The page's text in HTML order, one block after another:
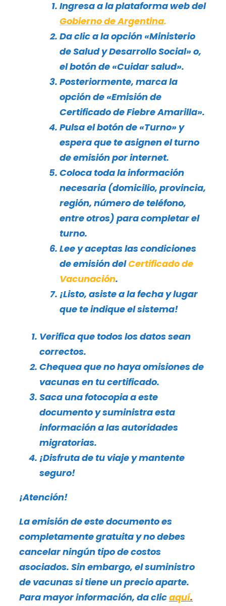
Ingresa a la plataforma web del
Gobierno de Argentina.
Da clic a la opción «Ministerio
de Salud y Desarrollo Social» o,
el botón de «Cuidar salud».
Posteriormente, marca la
opción de «Emisión de
Certificado de Fiebre Amarilla».
Pulsa el botón de «Turno» y
espera que te asignen el turno
de emisión por internet.
Coloca toda la información
necesaria (domicilio, provincia,
región, número de teléfono,
entre otros) para completar el
turno.
Lee y aceptas las condiciones
de emisión delCertificado de
Vacunación.
¡Listo, asiste a la fecha y lugar
que te indique el sistema!
Verifica que todos los datos sean
correctos.
Chequea que no haya omisiones de
vacunas en tu certificado.
Saca una fotocopia a este
documento y suministra esta
información a las autoridades
migratorias.
¡Disfruta de tu viaje y mantente
seguro!
¡Atención!
La emisión de este documento es
completamente gratuita y no debes
cancelar ningún tipo de costos
asociados. Sin embargo, el suministro
de vacunas si tiene un precio aparte.
Para mayor información, da clicaquí.